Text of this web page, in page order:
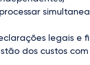
legais e
dos custos com